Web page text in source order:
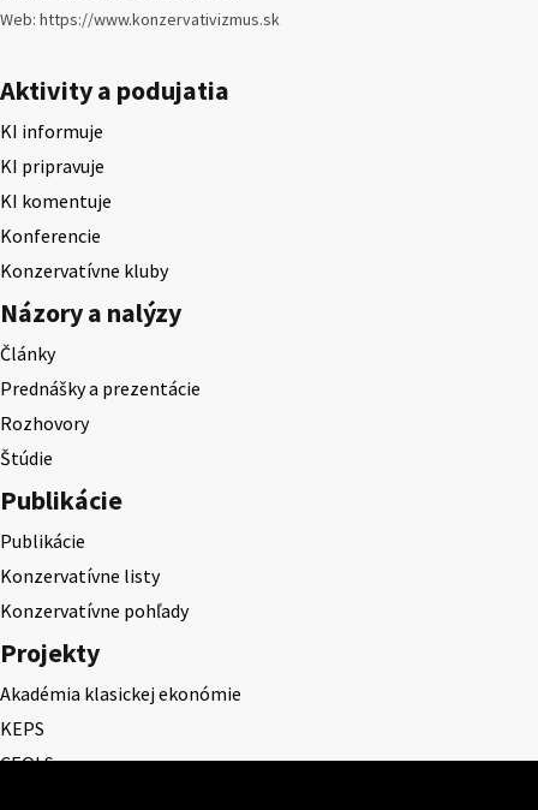
Web: https://www.konzervativizmus.sk
Aktivity a podujatia
KI informuje
KI pripravuje
KI komentuje
Konferencie
Konzervatívne kluby
Názory a nalýzy
Články
Prednášky a prezentácie
Rozhovory
Štúdie
Publikácie
Publikácie
Konzervatívne listy
Konzervatívne pohľady
Projekty
Akadémia klasickej ekonómie
KEPS
CEQLS